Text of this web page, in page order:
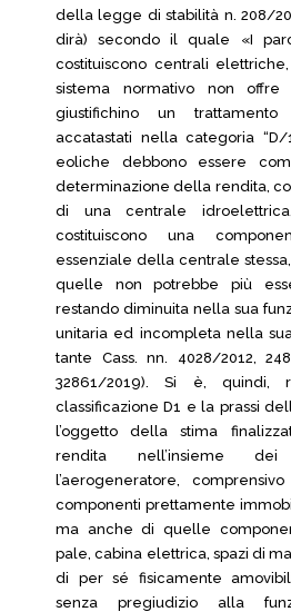
della legge di stabilità n. 208/
dirà) secondo il quale «I
costituiscono centrali
sistema normativo non
giustifichino un trattamento
accatastati nella categoria
eoliche debbono essere
determinazione della rendita,
di una centrale
costituiscono una
essenziale della centrale
quelle non potrebbe più
restando diminuita nella sua
unitaria ed incompleta nella
tante Cass. nn. 4028/2012,
32861/2019). Si è, quindi,
classificazione D1 e la prassi
l’oggetto della stima
rendita nell’insieme
l’aerogeneratore,
componenti prettamente
ma anche di quelle
pale, cabina elettrica, spazi di
di per sé fisicamente
senza pregiudizio alla